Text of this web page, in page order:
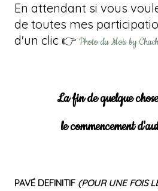
En attendant si vous
de toutes mes
d'un clic 👉 Photo du Mois by
La fin de quelque
le commencement
PAVÉ DEFINITIF (POUR UNE FOIS